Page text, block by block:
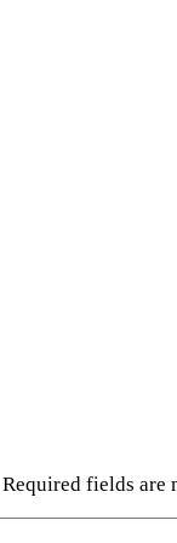
Required fields are